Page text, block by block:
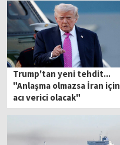
Trump'tan yeni tehdit...
"Anlaşma olmazsa İran için
acı verici olacak"